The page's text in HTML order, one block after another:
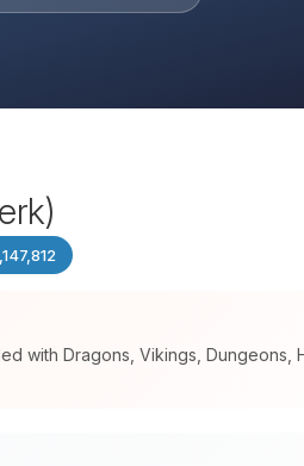
with Dragons, Vikings, Dungeons,